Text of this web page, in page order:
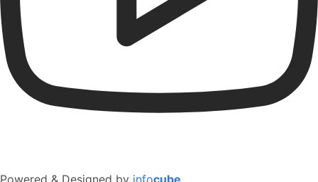
Powered & Designed by infocube